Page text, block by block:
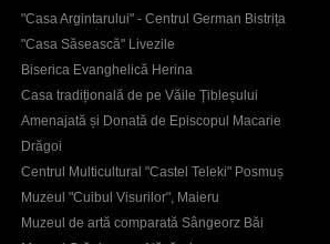
"Casa Argintarului" - Centrul German Bistrița
"Casa Săsească" Livezile
Biserica Evanghelică Herina
Casa tradițională de pe Văile Țibleșului
Amenajată și Donată de Episcopul Macarie
Drăgoi
Centrul Multicultural "Castel Teleki" Posmuș
Muzeul "Cuibul Visurilor", Maieru
Muzeul de artă comparată Sângeorz Băi